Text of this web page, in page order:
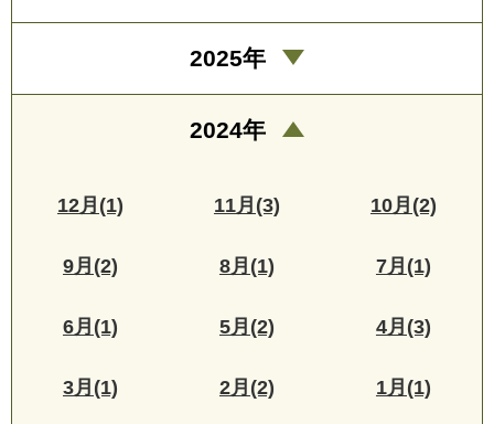
2025年
2024年
12月(1) 11月(3) 10月(2)
9月(2) 8月(1) 7月(1)
6月(1) 5月(2) 4月(3)
3月(1) 2月(2) 1月(1)